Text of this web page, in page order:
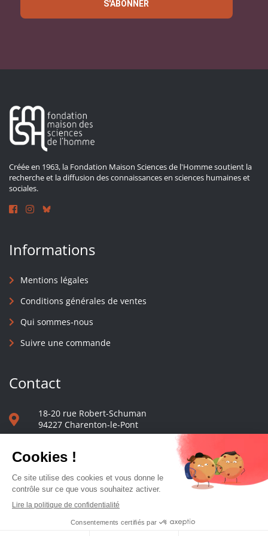
S'ABONNER
Créée en 1963, la Fondation Maison Sciences de l'Homme soutient la
recherche et la diffusion des connaissances en sciences humaines et
sociales.
Informations
Mentions légales
Conditions générales de ventes
Qui sommes-nous
Suivre une commande
Contact
18-20 rue Robert-Schuman
94227 Charenton-le-Pont